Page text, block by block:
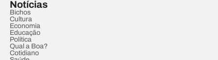
Notícias
Bichos
Cultura
Economia
Educação
Política
Qual a Boa?
Cotidiano